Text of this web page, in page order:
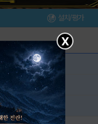
설치/평가
X